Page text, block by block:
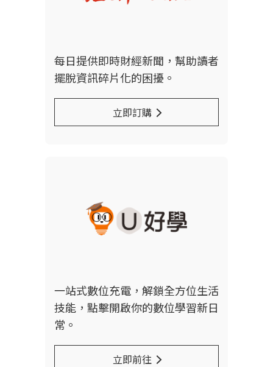
每日提供即時財經新聞，幫助讀者
擺脫資訊碎片化的困擾。
立即訂購
一站式數位充電，解鎖全方位生活
技能，點擊開啟你的數位學習新日
常。
立即前往